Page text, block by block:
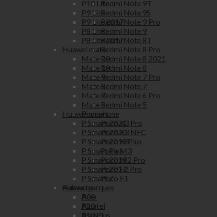
Redmi Note 9T
Redmi Note 9S
Redmi Note 9 Pro
Redmi Note 9
Redmi Note 8T
Redmi Note 8 Pro
Redmi Note 8 2021
Redmi Note 8
Redmi Note 7 Pro
Redmi Note 7
Redmi Note 6 Pro
Redmi Note 5
Pocophone
Poco X3 Pro
Poco X3 NFC
Poco X3
Poco M3
Poco M2 Pro
Poco F2 Pro
Poco F1
Autres marques
Acer
Alcatel
Asus
P10 Lite
P9 Lite
P9 Lite 2017
P8 Lite
P8 Lite 2017
Huawei mate
Mate 20
Mate 10
Mate 9
Mate 8
Mate 7
Mate S
Huawei smart
P Smart 2021
P Smart 2020
P Smart 2019 Plus
P Smart Plus
P Smart 2019
P Smart 2017
P Smart Z
Huawei p
P30
P20
P10 Plus